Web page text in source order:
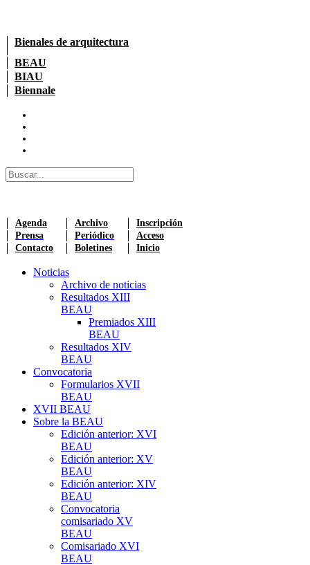
Bienales de arquitectura
BEAU
BIAU
Biennale
Agenda Archivo
Inscripción
Prensa
Periódico
Acceso
Contacto
Boletines Inicio
Noticias
Archivo de noticias
Resultados XIII
BEAU
Premiados XIII
BEAU
Resultados XIV
BEAU
Convocatoria
Formularios XVII
BEAU
XVII BEAU
Sobre la BEAU
Edición anterior: XVI
BEAU
Edición anterior: XV
BEAU
Edición anterior: XIV
BEAU
Convocatoria
comisariado XV
BEAU
Comisariado XVI
BEAU